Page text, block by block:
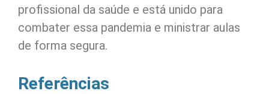
profissional da saúde e está unido para
combater essa pandemia e ministrar aulas
de forma segura.
Referências